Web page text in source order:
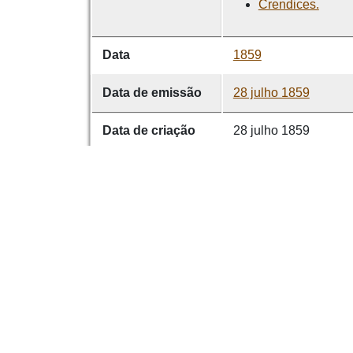
Crendices.
Data 1859
Data de emissão 28 julho 1859
Data de criação 28 julho 1859